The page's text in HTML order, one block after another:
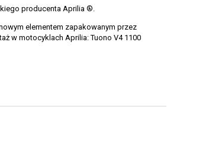
producenta Aprilia ®.
elementem zapakowanym przez
w motocyklach Aprilia: Tuono V4 1100